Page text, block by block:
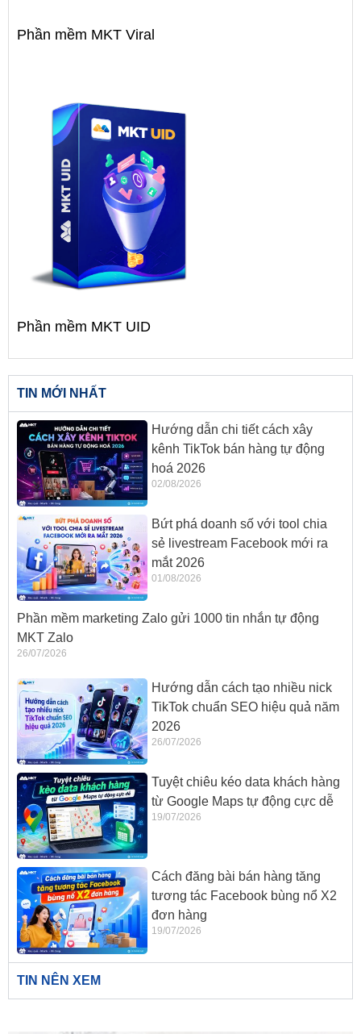
Phần mềm MKT Viral
Phần mềm MKT UID
TIN MỚI NHẤT
Hướng dẫn chi tiết cách xây
kênh TikTok bán hàng tự động
hoá 2026
02/08/2026
Bứt phá doanh số với tool chia
sẻ livestream Facebook mới ra
mắt 2026
01/08/2026
Phần mềm marketing Zalo gửi 1000 tin nhắn tự động
MKT Zalo
26/07/2026
Hướng dẫn cách tạo nhiều nick
TikTok chuẩn SEO hiệu quả năm
2026
26/07/2026
Tuyệt chiêu kéo data khách hàng
từ Google Maps tự động cực dễ
19/07/2026
Cách đăng bài bán hàng tăng
tương tác Facebook bùng nổ X2
đơn hàng
19/07/2026
TIN NÊN XEM